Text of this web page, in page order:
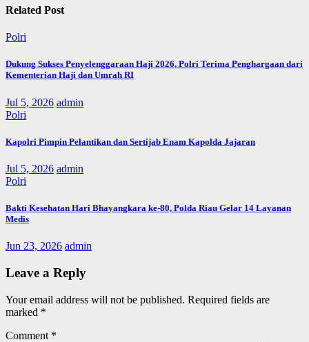
Related Post
Polri
Dukung Sukses Penyelenggaraan Haji 2026, Polri Terima Penghargaan dari
Kementerian Haji dan Umrah RI
Jul 5, 2026 admin
Polri
Kapolri Pimpin Pelantikan dan Sertijab Enam Kapolda Jajaran
Jul 5, 2026 admin
Polri
Bakti Kesehatan Hari Bhayangkara ke-80, Polda Riau Gelar 14 Layanan
Medis
Jun 23, 2026 admin
Leave a Reply
Your email address will not be published. Required fields are
marked *
Comment *